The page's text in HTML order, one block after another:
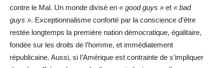
contre le Mal. Un monde divisé en « good guys » et « bad
guys ». Exceptionnalisme conforté par la conscience d’être
restée longtemps la première nation démocratique, égalitaire,
fondée sur les droits de l’homme, et immédiatement
républicaine. Aussi, si l’Amérique est contrainte de s’impliquer